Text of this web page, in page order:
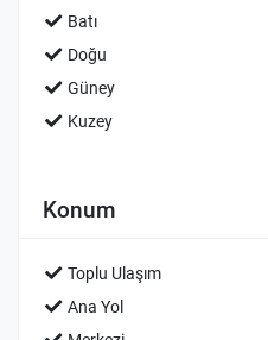
Batı
Doğu
Güney
Kuzey
Konum
Toplu Ulaşım
Ana Yol